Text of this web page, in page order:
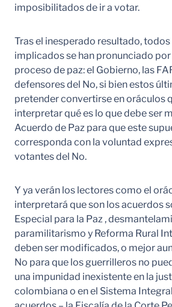
imposibilitados de ir a votar.
Tras el inesperado resultado,
implicados se han pronunciado
proceso de paz: el Gobierno, las
defensores del No, si bien estos
pretender convertirse en oráculos
interpretar qué es lo que debe ser
Acuerdo de Paz para que este
corresponda con la voluntad
votantes del No.
Y ya verán los lectores como el
interpretará que son los acuerdos
Especial para la Paz ,
paramilitarismo y Reforma Rural
deben ser modificados, o mejor
No para que los guerrilleros no
una impunidad inexistente en la
colombiana o en el Sistema